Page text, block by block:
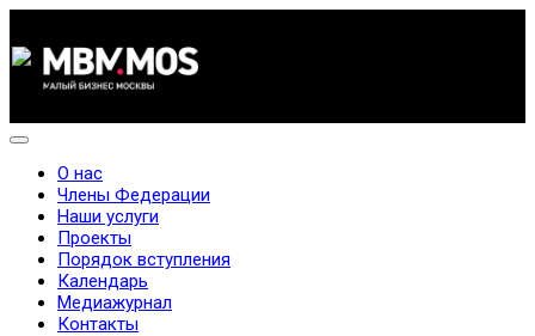
О нас
Члены Федерации
Наши услуги
Проекты
Порядок вступления
Календарь
Медиажурнал
Контакты